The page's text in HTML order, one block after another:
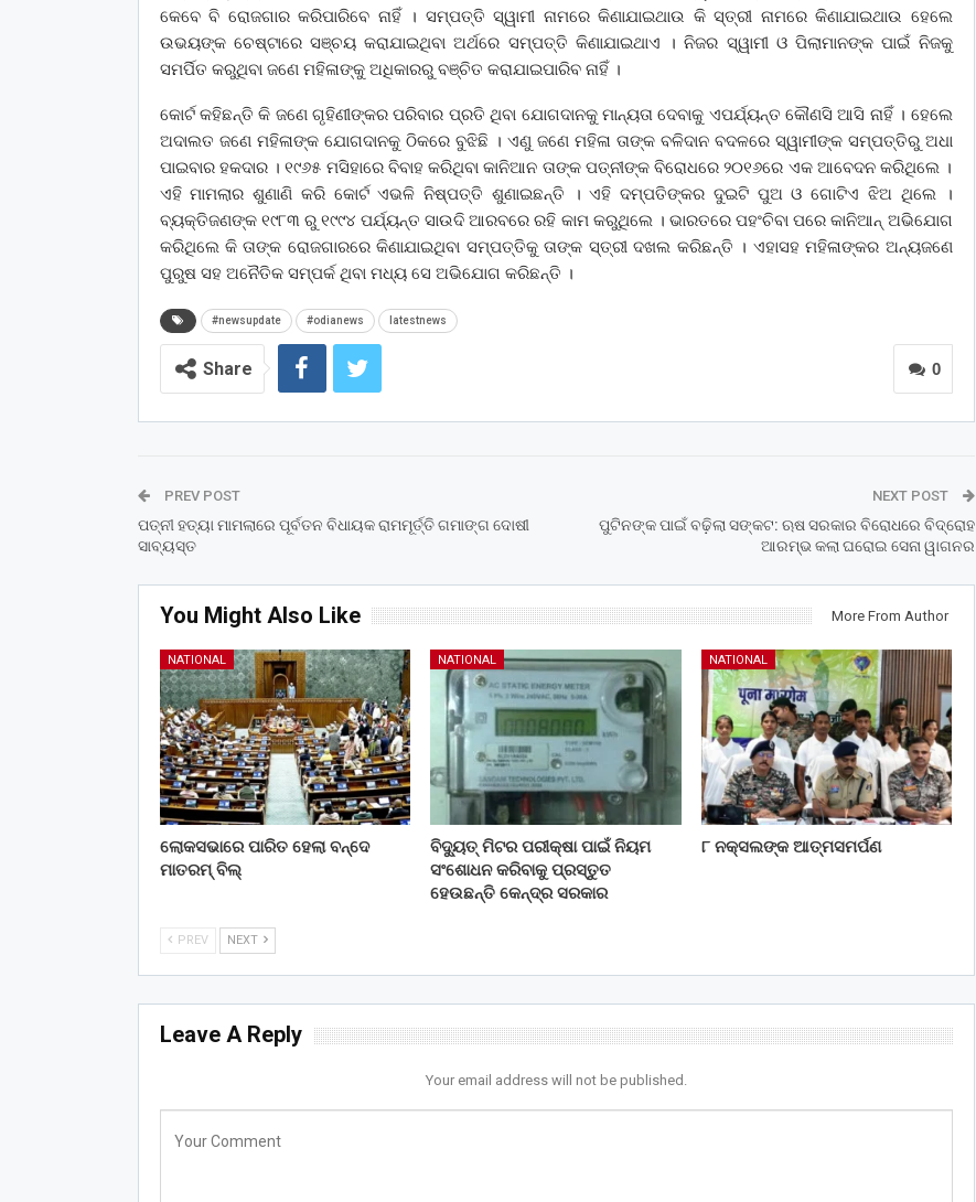
କେବେ ବି ରୋଜଗାର କରିପାରିବେ ନାହିଁ । ସମ୍ପତ୍ତି ସ୍ୱାମୀ ନାମରେ କିଣାଯାଇଥାଉ କି ସ୍ତ୍ରୀ ନାମରେ କିଣାଯାଇଥାଉ ହେଲେ
ଉଭୟଙ୍କ ଚେଷ୍ଟାରେ ସଞ୍ଚୟ କରାଯାଇଥିବା ଅର୍ଥରେ ସମ୍ପତ୍ତି କିଣାଯାଇଥାଏ । ନିଜର ସ୍ୱାମୀ ଓ ପିଲାମାନଙ୍କ ପାଇଁ ନିଜକୁ
ସମର୍ପିତ କରୁଥିବା ଜଣେ ମହିଳାଙ୍କୁ ଅଧିକାରରୁ ବଞ୍ଚିତ କରାଯାଇପାରିବ ନାହିଁ ।
କୋର୍ଟ କହିଛନ୍ତି କି ଜଣେ ଗୃହିଣୀଙ୍କର ପରିବାର ପ୍ରତି ଥିବା ଯୋଗଦାନକୁ ମାନ୍ୟତା ଦେବାକୁ ଏପର୍ଯ୍ୟନ୍ତ କୌଣସି ଆସି ନାହିଁ । ହେଲେ
ଅଦାଲତ ଜଣେ ମହିଳାଙ୍କ ଯୋଗଦାନକୁ ଠିକରେ ବୁଝିଛି । ଏଣୁ ଜଣେ ମହିଳା ତାଙ୍କ ବଳିଦାନ ବଦଳରେ ସ୍ୱାମୀଙ୍କ ସମ୍ପତ୍ତିରୁ ଅଧା
ପାଇବାର ହକଦାର । ୧୯୬୫ ମସିହାରେ ବିବାହ କରିଥିବା କାନିଆନ ତାଙ୍କ ପତ୍ନୀଙ୍କ ବିରୋଧରେ ୨୦୧୬ରେ ଏକ ଆବେଦନ କରିଥିଲେ ।
ଏହି ମାମଲାର ଶୁଣାଣି କରି କୋର୍ଟ ଏଭଳି ନିଷ୍ପତ୍ତି ଶୁଣାଇଛନ୍ତି । ଏହି ଦମ୍ପତିଙ୍କର ଦୁଇଟି ପୁଅ ଓ ଗୋଟିଏ ଝିଅ ଥିଲେ ।
ବ୍ୟକ୍ତିଜଣଙ୍କ ୧୯୮୩ ରୁ ୧୯୯୪ ପର୍ଯ୍ୟନ୍ତ ସାଉଦି ଆରବରେ ରହି କାମ କରୁଥିଲେ । ଭାରତରେ ପହଂଚିବା ପରେ କାନିଆନ୍ ଅଭିଯୋଗ
କରିଥିଲେ କି ତାଙ୍କ ରୋଜଗାରରେ କିଣାଯାଇଥିବା ସମ୍ପତ୍ତିକୁ ତାଙ୍କ ସ୍ତ୍ରୀ ଦଖଲ କରିଛନ୍ତି । ଏହାସହ ମହିଳାଙ୍କର ଅନ୍ୟଜଣେ
ପୁରୁଷ ସହ ଅନୈତିକ ସମ୍ପର୍କ ଥିବା ମଧ୍ୟ ସେ ଅଭିଯୋଗ କରିଛନ୍ତି ।
#newsupdate #odianews latestnews
0
Share
PREV POST
ପତ୍ନୀ ହତ୍ୟା ମାମଲାରେ ପୂର୍ବତନ ବିଧାୟକ ରାମମୂର୍ତ୍ତି ଗମାଙ୍ଗ ଦୋଷୀ
ସାବ୍ୟସ୍ତ
NEXT POST
ପୁଟିନଙ୍କ ପାଇଁ ବଢ଼ିଲା ସଙ୍କଟ: ଋଷ ସରକାର ବିରୋଧରେ ବିଦ୍ରୋହ
ଆରମ୍ଭ କଲା ଘରୋଇ ସେନା ୱାଗନର
You Might Also Like More From Author
NATIONAL
ଲୋକସଭାରେ ପାରିତ ହେଲା ବନ୍ଦେ
ମାତରମ୍‌ ବିଲ୍‌
NATIONAL
ବିଦ୍ୟୁତ୍ ମିଟର ପରୀକ୍ଷା ପାଇଁ ନିୟମ
ସଂଶୋଧନ କରିବାକୁ ପ୍ରସ୍ତୁତ
ହେଉଛନ୍ତି କେନ୍ଦ୍ର ସରକାର
NATIONAL
୮ ନକ୍ସଲଙ୍କ ଆତ୍ମସମର୍ପଣ
PREV NEXT
Leave A Reply
Your email address will not be published.